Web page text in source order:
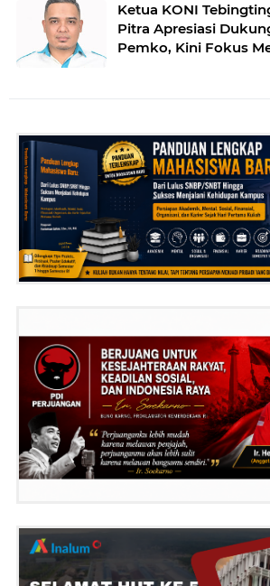
Ketua KONI
Pitra Apresiasi
Pemko, Kini Fokus